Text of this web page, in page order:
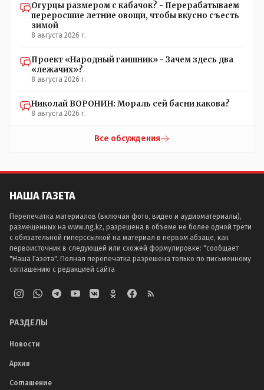
Огурцы размером с кабачок? - Перерабатываем
переросшие летние овощи, чтобы вкусно съесть
зимой
8 августа 2026 г.
Проект «Народный гаишник» - Зачем здесь два
«лежачих»?
8 августа 2026 г.
Николай ВОРОНИН: Мораль сей басни какова?
8 августа 2026 г.
Все обсуждения
НАША ГАЗЕТА
Перепечатка материалов (включая фото, видео и аудиоматериалы),
размещенных на www.ng.kz, разрешена в объеме не более одной трети
с обязательной гиперссылкой на материал в первом абзаце, как
первоисточник в следующей или схожей формулировке: "сообщает
"Наша Газета". Полная перепечатка разрешена только по письменному
соглашению с редакцией сайта
РАЗДЕЛЫ
Новости
Архив
Соглашение